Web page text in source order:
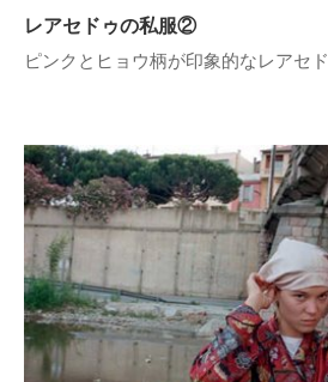
レアセドゥの私服②
ピンクとヒョウ柄が印象的なレアセド